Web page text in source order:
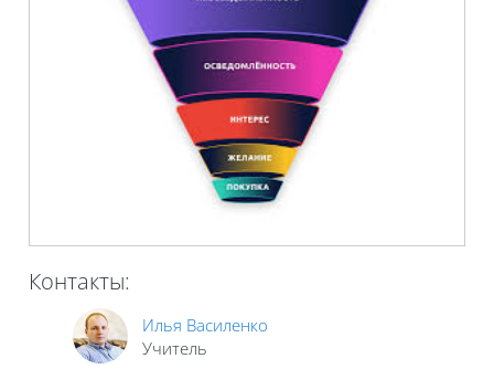
Контакты:
Илья Василенко
Учитель